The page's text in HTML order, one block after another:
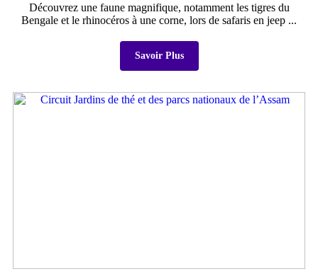
Découvrez une faune magnifique, notamment les tigres du
Bengale et le rhinocéros à une corne, lors de safaris en jeep ...
Savoir Plus